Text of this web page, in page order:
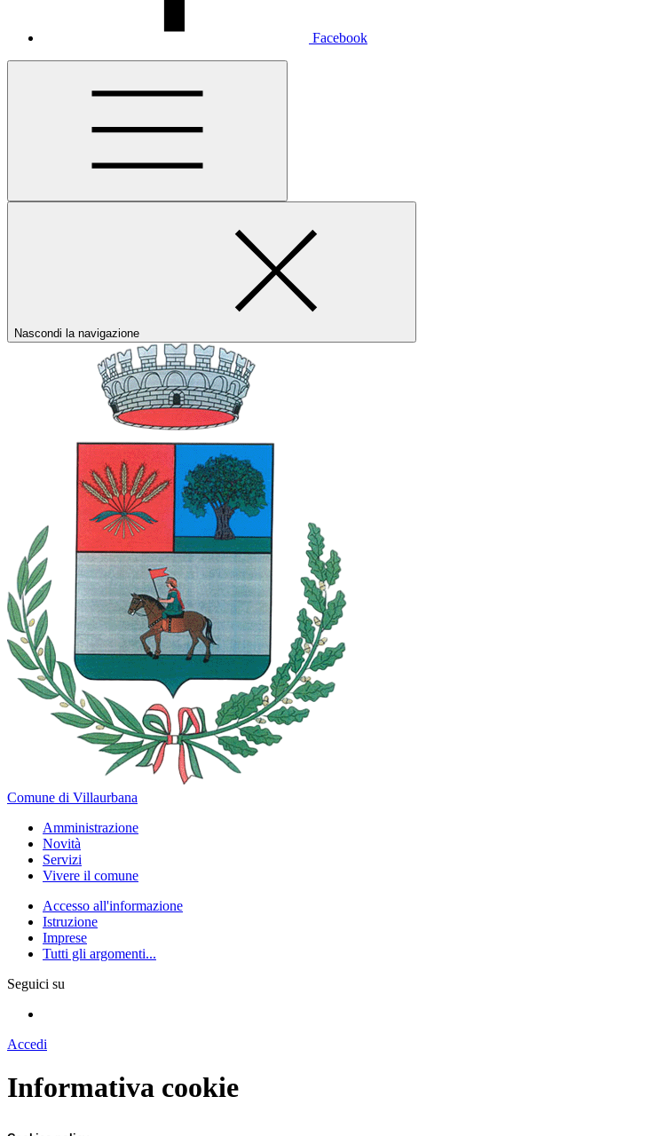
Facebook
Nascondi la navigazione
Comune di Villaurbana
Amministrazione
Novità
Servizi
Vivere il comune
Accesso all'informazione
Istruzione
Imprese
Tutti gli argomenti...
Seguici su
Accedi
Informativa cookie